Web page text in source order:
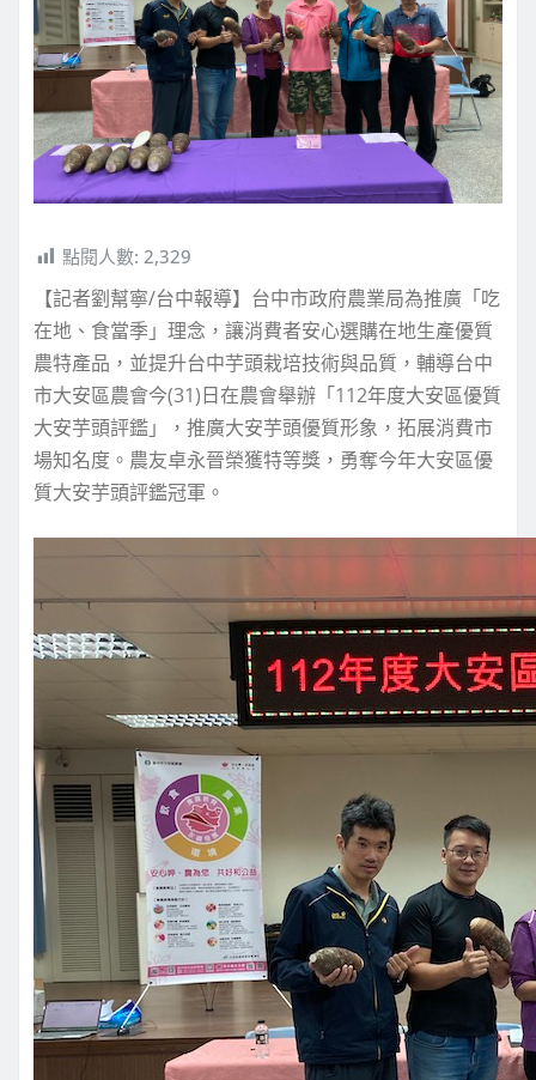
點閱人數: 2,329
【記者劉幫寧/台中報導】台中市政府農業局為推廣「吃
在地、食當季」理念，讓消費者安心選購在地生產優質
農特產品，並提升台中芋頭栽培技術與品質，輔導台中
市大安區農會今(31)日在農會舉辦「112年度大安區優質
大安芋頭評鑑」，推廣大安芋頭優質形象，拓展消費市
場知名度。農友卓永晉榮獲特等獎，勇奪今年大安區優
質大安芋頭評鑑冠軍。